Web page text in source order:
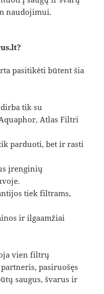
naudojimui.
pasitikėti būtent šia
dirba tik su
Atlas Filtri
parduoti, bet ir rasti
įrenginių
tiek filtrams,
ir ilgaamžiai
vien filtrų
pasiruošęs
saugus, švarus ir